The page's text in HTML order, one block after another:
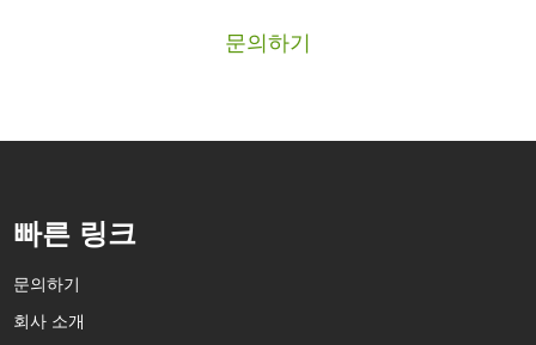
문의하기
빠른 링크
문의하기
회사 소개